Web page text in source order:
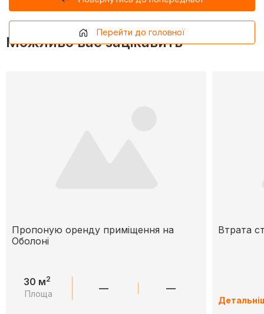
Перейти до головної
Можливо вас зацікавить
Пропоную оренду приміщення на
Оболоні
30 м2
Площа — —
Втрата